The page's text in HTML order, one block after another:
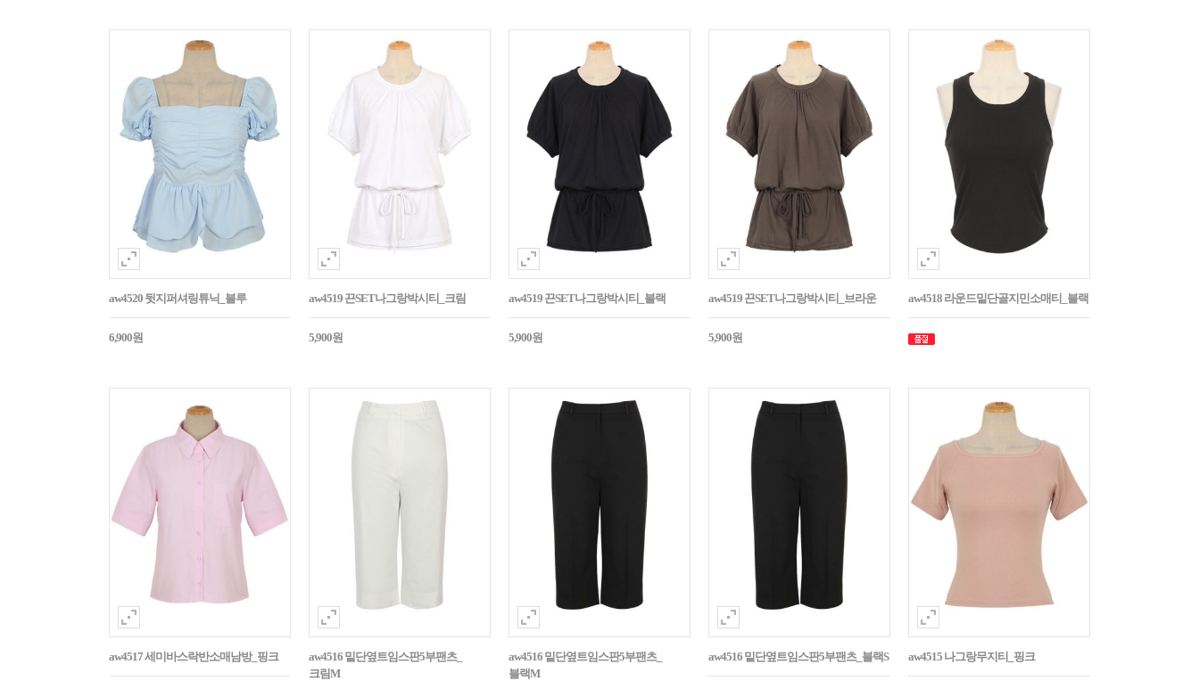
aw4520 뒷지퍼셔링튜닉_블루
6,900원
aw4519 끈SET나그랑박시티_크림
5,900원
aw4519 끈SET나그랑박시티_블랙
5,900원
aw4519 끈SET나그랑박시티_브라운
5,900원
aw4518 라운드밑단골지민소매티_블랙
aw4517 세미바스락반소매남방_핑크
aw4516 밑단옆트임스판5부팬츠_
크림M
aw4516 밑단옆트임스판5부팬츠_
블랙M
aw4516 밑단옆트임스판5부팬츠_블랙S aw4515 나그랑무지티_핑크